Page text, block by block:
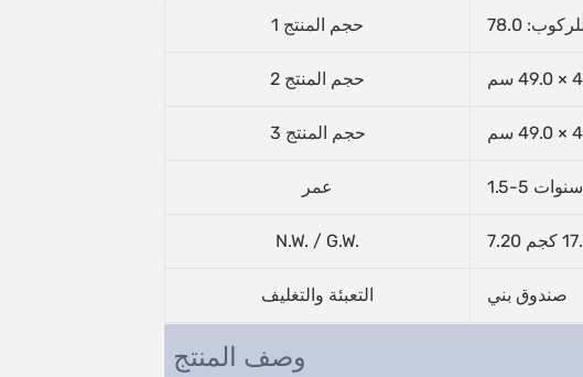
حجم المنتج 1
حجم المنتج 2
حجم المنتج 3
عمر 1.5-5 سنوات
N.W. / G.W.
التعبئة والتغليف صندوق بني
وصف المنتج